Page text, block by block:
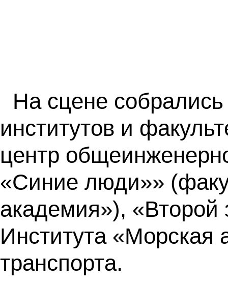
На сцене
институтов и
центр
«Синие люди»»
академия»), «Второй
Института «Морская
транспорта.